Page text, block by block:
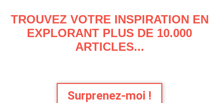
TROUVEZ VOTRE INSPIRATION EN
EXPLORANT PLUS DE 10.000
ARTICLES...
Surprenez-moi !